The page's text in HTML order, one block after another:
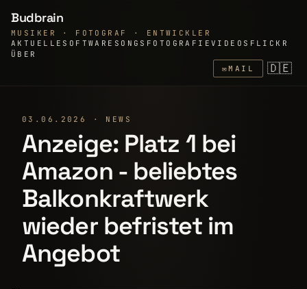
Budbrain
MUSIKER · FOTOGRAF · ENTWICKLER
AKTUELLE SOFTWARE SONGS FOTOGRAFIEVIDEOS FLICKR
ÜBER
✉MAIL 🇩🇪
03.06.2026 · NEWS
Anzeige: Platz 1 bei
Amazon - beliebtes
Balkonkraftwerk
wieder befristet im
Angebot